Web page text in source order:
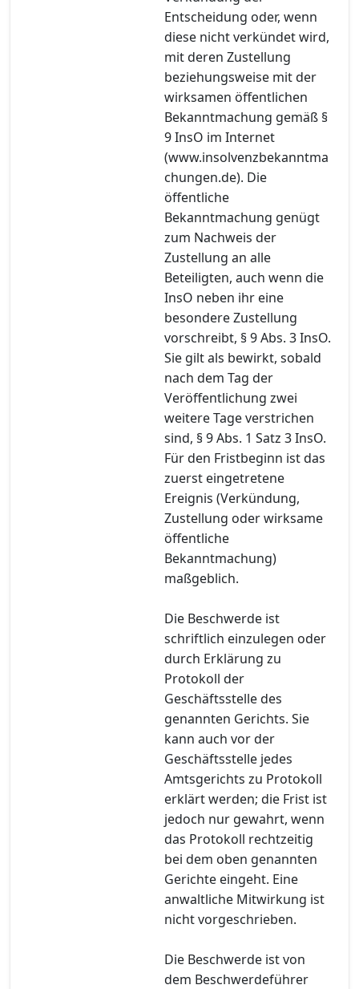
Entscheidung oder, wenn
diese nicht verkündet wird,
mit deren Zustellung
beziehungsweise mit der
wirksamen öffentlichen
Bekanntmachung gemäß §
9 InsO im Internet
(www.insolvenzbekanntma
chungen.de). Die
öffentliche
Bekanntmachung genügt
zum Nachweis der
Zustellung an alle
Beteiligten, auch wenn die
InsO neben ihr eine
besondere Zustellung
vorschreibt, § 9 Abs. 3 InsO.
Sie gilt als bewirkt, sobald
nach dem Tag der
Veröffentlichung zwei
weitere Tage verstrichen
sind, § 9 Abs. 1 Satz 3 InsO.
Für den Fristbeginn ist das
zuerst eingetretene
Ereignis (Verkündung,
Zustellung oder wirksame
öffentliche
Bekanntmachung)
maßgeblich.
Die Beschwerde ist
schriftlich einzulegen oder
durch Erklärung zu
Protokoll der
Geschäftsstelle des
genannten Gerichts. Sie
kann auch vor der
Geschäftsstelle jedes
Amtsgerichts zu Protokoll
erklärt werden; die Frist ist
jedoch nur gewahrt, wenn
das Protokoll rechtzeitig
bei dem oben genannten
Gerichte eingeht. Eine
anwaltliche Mitwirkung ist
nicht vorgeschrieben.
Die Beschwerde ist von
dem Beschwerdeführer